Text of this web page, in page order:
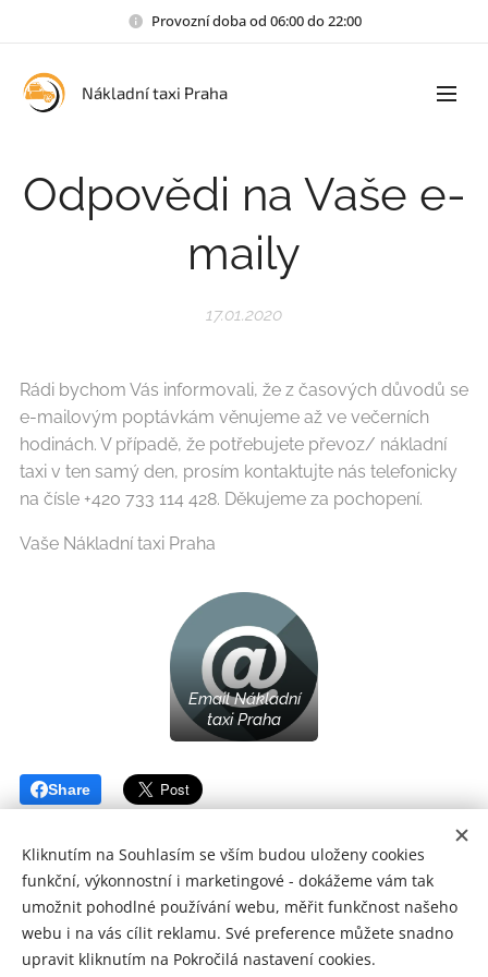
Provozní doba od 06:00 do 22:00
Nákladní taxi Praha
Odpovědi na Vaše e-
maily
17.01.2020
Rádi bychom Vás informovali, že z časových důvodů se
e-mailovým poptávkám věnujeme až ve večerních
hodinách. V případě, že potřebujete převoz/ nákladní
taxi v ten samý den, prosím kontaktujte nás telefonicky
na čísle +420 733 114 428. Děkujeme za pochopení.
Vaše Nákladní taxi Praha
Email Nákladní
taxi Praha
Share
Nákladní taxi Praha; Všechna práva vyhrazena 2018
Kliknutím na Souhlasím se vším budou uloženy cookies
funkční, výkonnostní i marketingové - dokážeme vám tak
umožnit pohodlné používání webu, měřit funkčnost našeho
webu i na vás cílit reklamu. Své preference můžete snadno
upravit kliknutím na Pokročilá nastavení cookies.